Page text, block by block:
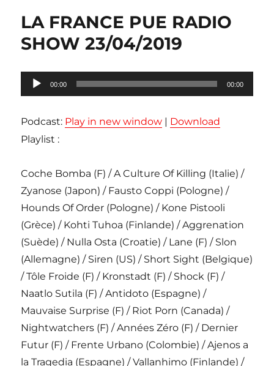
LA FRANCE PUE RADIO
SHOW 23/04/2019
Lecteur
audio
00:00 00:00
Podcast: Play in new window | Download
Playlist :
Coche Bomba (F) / A Culture Of Killing (Italie) /
Zyanose (Japon) / Fausto Coppi (Pologne) /
Hounds Of Order (Pologne) / Kone Pistooli
(Grèce) / Kohti Tuhoa (Finlande) / Aggrenation
(Suède) / Nulla Osta (Croatie) / Lane (F) / Slon
(Allemagne) / Siren (US) / Short Sight (Belgique)
/ Tôle Froide (F) / Kronstadt (F) / Shock (F) /
Naatlo Sutila (F) / Antidoto (Espagne) /
Mauvaise Surprise (F) / Riot Porn (Canada) /
Nightwatchers (F) / Années Zéro (F) / Dernier
Futur (F) / Frente Urbano (Colombie) / Ajenos a
la Tragedia (Espagne) / Vallanhimo (Finlande) /